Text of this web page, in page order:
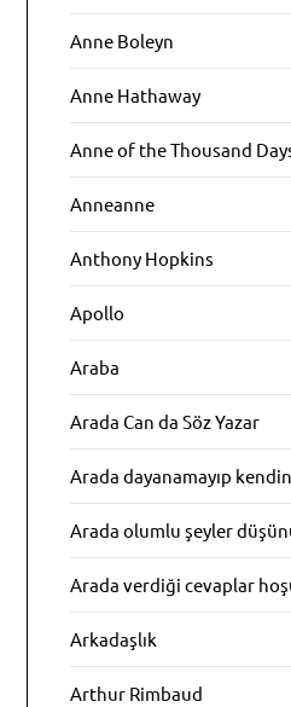
Anne Boleyn
Anne Hathaway
Anne of the Thousand
Anneanne
Anthony Hopkins
Apollo
Araba
Arada Can da Söz Yazar
Arada dayanamayıp
Arada olumlu şeyler
Arada verdiği cevaplar
Arkadaşlık
Arthur Rimbaud